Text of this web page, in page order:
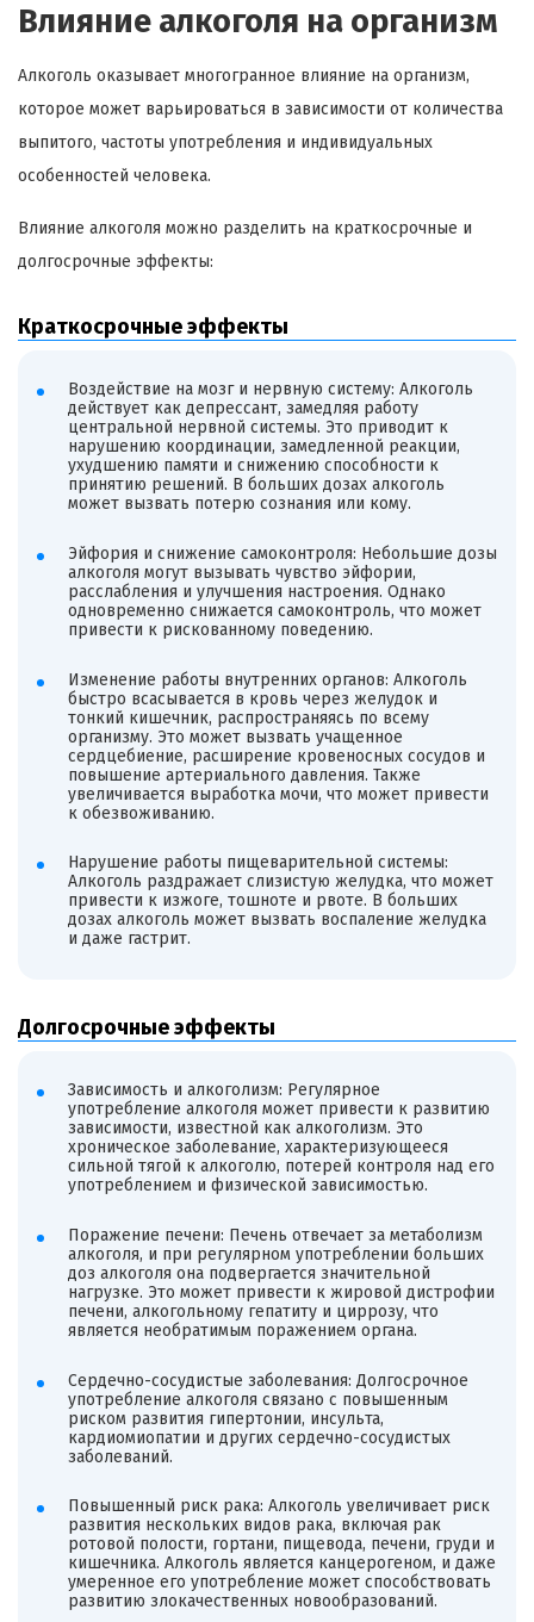
Влияние алкоголя на организм
Алкоголь оказывает многогранное влияние на организм,
которое может варьироваться в зависимости от количества
выпитого, частоты употребления и индивидуальных
особенностей человека.
Влияние алкоголя можно разделить на краткосрочные и
долгосрочные эффекты:
Краткосрочные эффекты
Воздействие на мозг и нервную систему: Алкоголь
действует как депрессант, замедляя работу
центральной нервной системы. Это приводит к
нарушению координации, замедленной реакции,
ухудшению памяти и снижению способности к
принятию решений. В больших дозах алкоголь
может вызвать потерю сознания или кому.
Эйфория и снижение самоконтроля: Небольшие дозы
алкоголя могут вызывать чувство эйфории,
расслабления и улучшения настроения. Однако
одновременно снижается самоконтроль, что может
привести к рискованному поведению.
Изменение работы внутренних органов: Алкоголь
быстро всасывается в кровь через желудок и
тонкий кишечник, распространяясь по всему
организму. Это может вызвать учащенное
сердцебиение, расширение кровеносных сосудов и
повышение артериального давления. Также
увеличивается выработка мочи, что может привести
к обезвоживанию.
Нарушение работы пищеварительной системы:
Алкоголь раздражает слизистую желудка, что может
привести к изжоге, тошноте и рвоте. В больших
дозах алкоголь может вызвать воспаление желудка
и даже гастрит.
Долгосрочные эффекты
Зависимость и алкоголизм: Регулярное
употребление алкоголя может привести к развитию
зависимости, известной как алкоголизм. Это
хроническое заболевание, характеризующееся
сильной тягой к алкоголю, потерей контроля над его
употреблением и физической зависимостью.
Поражение печени: Печень отвечает за метаболизм
алкоголя, и при регулярном употреблении больших
доз алкоголя она подвергается значительной
нагрузке. Это может привести к жировой дистрофии
печени, алкогольному гепатиту и циррозу, что
является необратимым поражением органа.
Сердечно-сосудистые заболевания: Долгосрочное
употребление алкоголя связано с повышенным
риском развития гипертонии, инсульта,
кардиомиопатии и других сердечно-сосудистых
заболеваний.
Повышенный риск рака: Алкоголь увеличивает риск
развития нескольких видов рака, включая рак
ротовой полости, гортани, пищевода, печени, груди и
кишечника. Алкоголь является канцерогеном, и даже
умеренное его употребление может способствовать
развитию злокачественных новообразований.